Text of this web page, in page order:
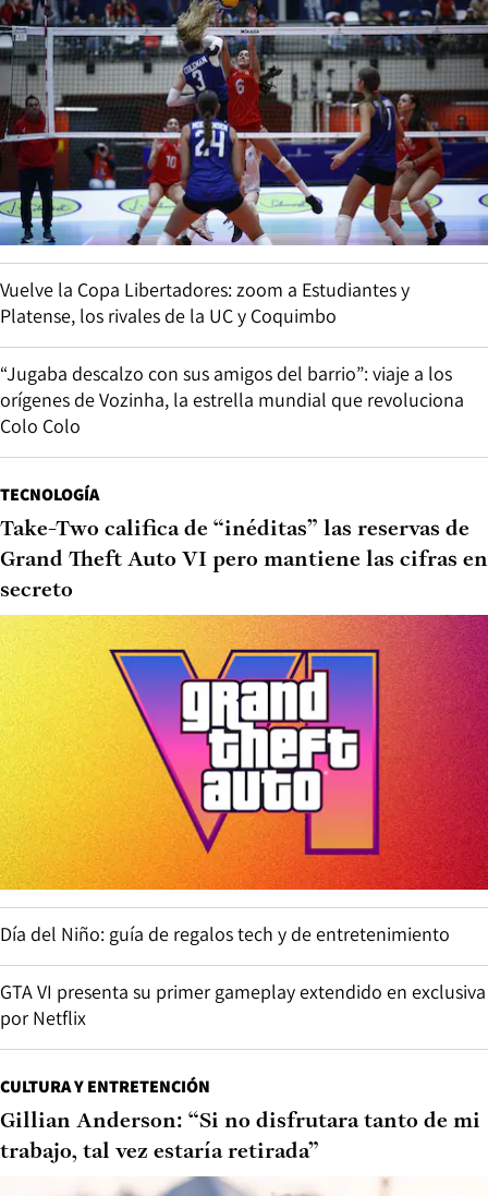
Vuelve la Copa Libertadores: zoom a Estudiantes y
Platense, los rivales de la UC y Coquimbo
“Jugaba descalzo con sus amigos del barrio”: viaje a los
orígenes de Vozinha, la estrella mundial que revoluciona
Colo Colo
TECNOLOGÍA
Take-Two califica de “inéditas” las reservas de
Grand Theft Auto VI pero mantiene las cifras en
secreto
Día del Niño: guía de regalos tech y de entretenimiento
GTA VI presenta su primer gameplay extendido en exclusiva
por Netflix
CULTURA Y ENTRETENCIÓN
Gillian Anderson: “Si no disfrutara tanto de mi
trabajo, tal vez estaría retirada”